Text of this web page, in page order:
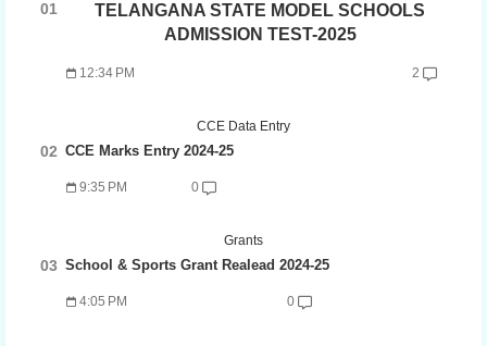
TELANGANA STATE MODEL SCHOOLS
ADMISSION TEST-2025
12:34 PM 2
CCE Data Entry
CCE Marks Entry 2024-25
9:35 PM 0
Grants
School & Sports Grant Realead 2024-25
4:05 PM 0